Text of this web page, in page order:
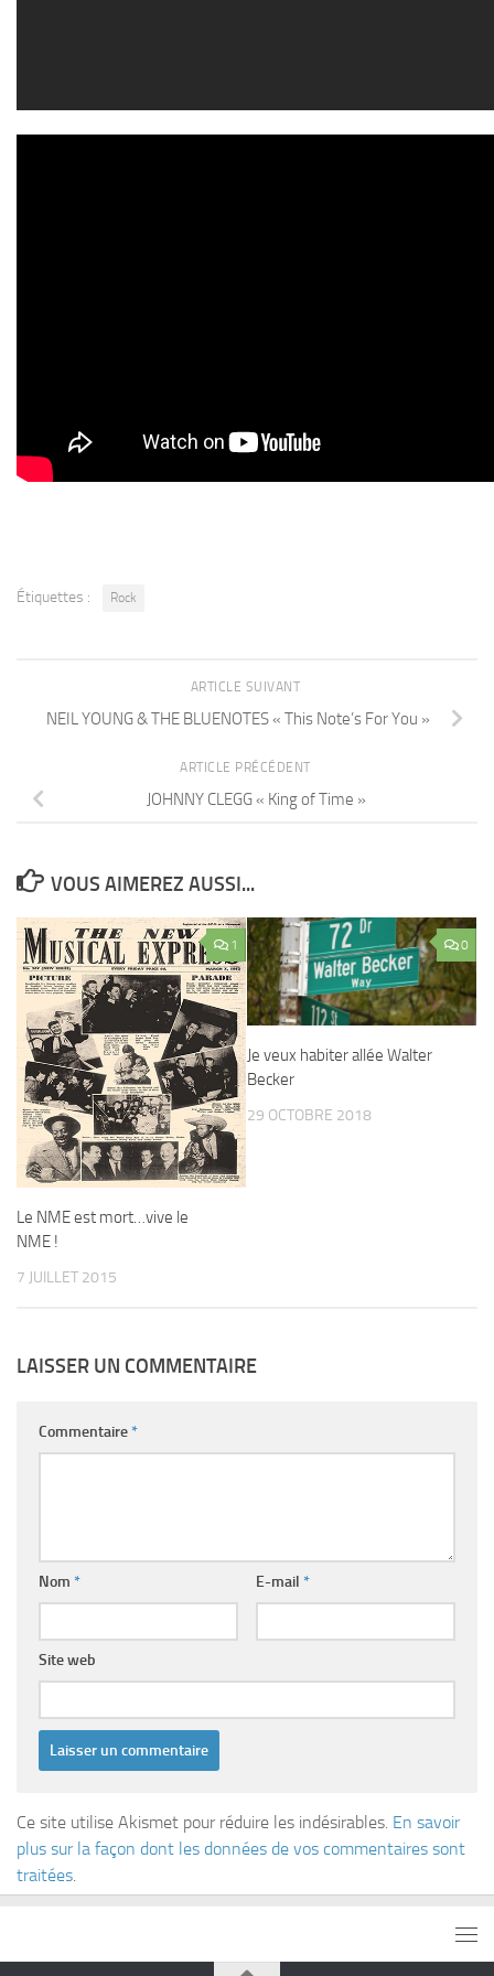
Étiquettes : Rock
ARTICLE SUIVANT
NEIL YOUNG & THE BLUENOTES « This Note’s For You »
ARTICLE PRÉCÉDENT
JOHNNY CLEGG « King of Time »
VOUS AIMEREZ AUSSI...
1
Le NME est mort…vive le
NME !
7 JUILLET 2015
0
Je veux habiter allée Walter
Becker
29 OCTOBRE 2018
LAISSER UN COMMENTAIRE
Commentaire*
Nom * E-mail *
Site web
Ce site utilise Akismet pour réduire les indésirables. En savoir
plus sur la façon dont les données de vos commentaires sont
traitées.